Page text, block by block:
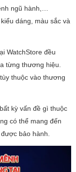
ngũ hành,…
dáng, màu sắc và
WatchStore đều
từng thương hiệu.
thuộc vào thương
kỳ vấn đề gì thuộc
có thể mang đến
bảo hành.